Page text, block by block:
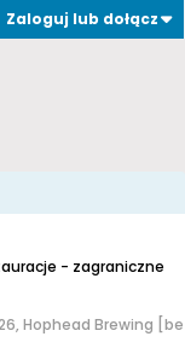
Zaloguj lub dołącz
- zagraniczne
Hophead Brewing